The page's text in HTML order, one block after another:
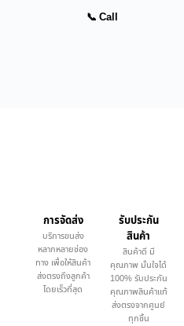
📞 Call
การจัดส่ง
บริการขนส่ง
หลากหลายช่อง
ทาง เพื่อให้สินค้า
ส่งตรงถึงลูกค้า
โดยเร็วที่สุด
รับประกัน
สินค้า
สินค้าดี มี
คุณภาพ มั่นใจได้
100% รับประกัน
คุณภาพสินค้าแท้
ส่งตรงจากศูนย์
ทุกชิ้น